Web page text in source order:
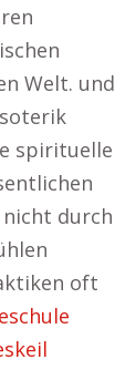
Welt. und
spirituelle
durch
oft